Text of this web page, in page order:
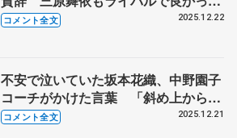
た 【全日本フィギュア女子フリー】
コメント全文 2025.12.22
不安で泣いていた坂本花織、中野園子
コーチがかけた言葉 「斜め上から来
たので…面白かったので、ちょっとだ
コメント全文 2025.12.21